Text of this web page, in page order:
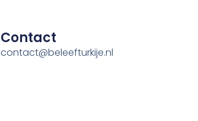
Contact
contact@beleefturkije.nl